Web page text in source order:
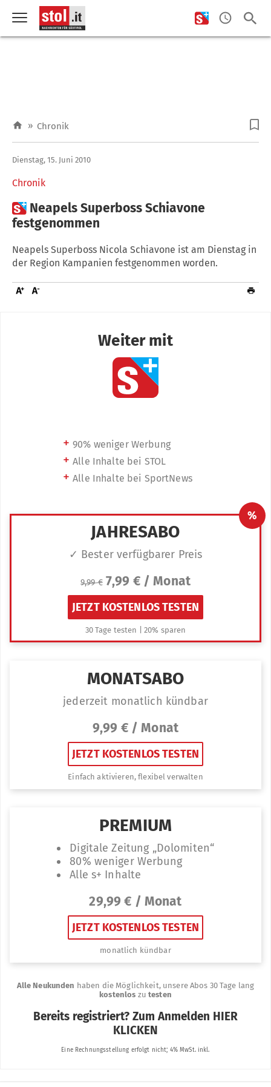
» Chronik
Chronik
Dienstag, 15. Juni 2010
 Neapels Superboss Schiavone
festgenommen
Neapels Superboss Nicola Schiavone ist am Dienstag in
der Region Kampanien festgenommen worden.